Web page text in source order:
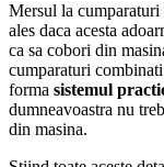
Mersul la cumparaturi
ales daca acesta
ca sa cobori din
cumparaturi
forma sistemul
dumneavoastra nu
din masina.